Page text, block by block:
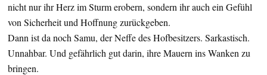
nicht nur ihr Herz im Sturm erobern, sondern ihr auch ein Gefühl
von Sicherheit und Hoffnung zurückgeben.
Dann ist da noch Samu, der Neffe des Hofbesitzers. Sarkastisch.
Unnahbar. Und gefährlich gut darin, ihre Mauern ins Wanken zu
bringen.